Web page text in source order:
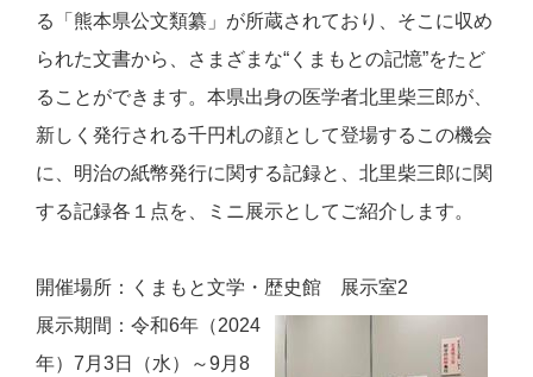
る「熊本県公文類纂」が所蔵されており、そこに収め
られた文書から、さまざまな“くまもとの記憶”をたど
ることができます。本県出身の医学者北里柴三郎が、
新しく発行される千円札の顔として登場するこの機会
に、明治の紙幣発行に関する記録と、北里柴三郎に関
する記録各１点を、ミニ展示としてご紹介します。
開催場所：くまもと文学・歴史館 展示室2
展示期間：令和6年（2024
年）7月3日（水）～9月8